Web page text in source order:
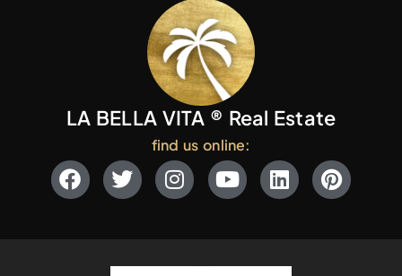
LA BELLA VITA ® Real Estate
find us online: